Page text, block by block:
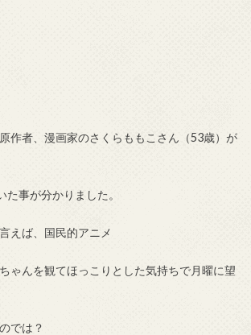
作者、漫画家のさくらももこさん（53歳）が
事が分かりました。
えば、国民的アニメ
ゃんを観てほっこりとした気持ちで月曜に望
では？